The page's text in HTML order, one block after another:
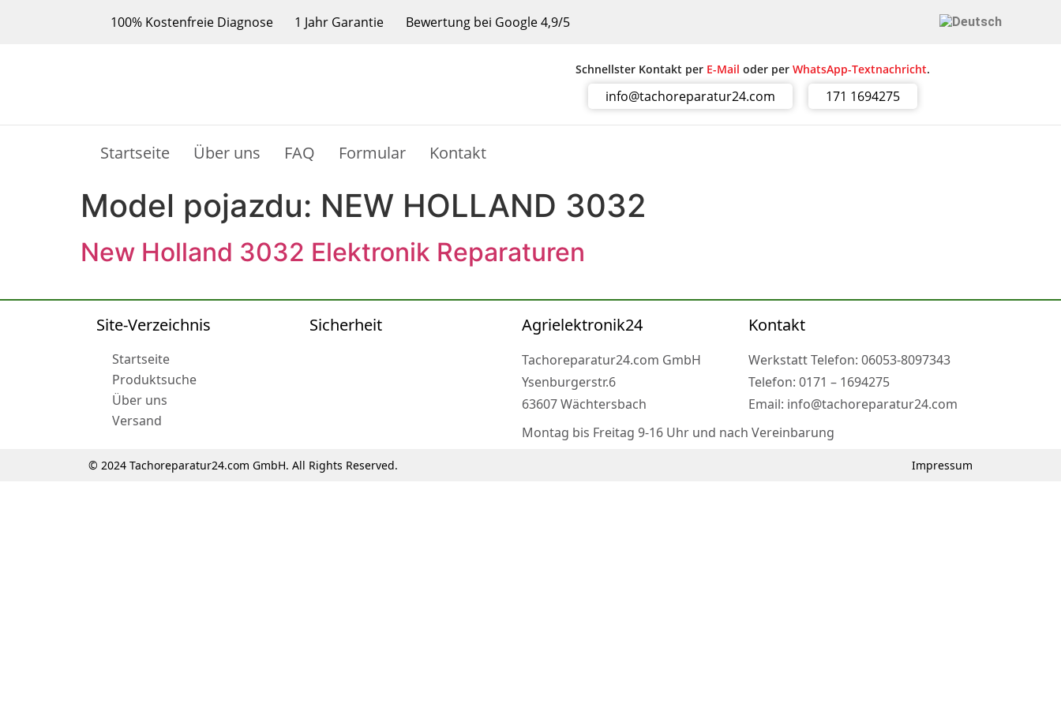
100% Kostenfreie Diagnose 1 Jahr Garantie Bewertung bei Google 4,9/5
Schnellster Kontakt per E-Mail oder perWhatsApp-Textnachricht.
info@tachoreparatur24.com 171 1694275
Startseite Über uns FAQ Formular Kontakt
Model pojazdu: NEW HOLLAND 3032
New Holland 3032 Elektronik Reparaturen
Site-Verzeichnis
Startseite
Produktsuche
Über uns
Versand
Sicherheit Agrielektronik24
Tachoreparatur24.com GmbH
Ysenburgerstr.6
63607 Wächtersbach
Kontakt
Werkstatt Telefon: 06053-8097343
Telefon: 0171 – 1694275
Email: info@tachoreparatur24.com
Montag bis Freitag 9-16 Uhr und nach Vereinbarung
© 2024 Tachoreparatur24.com GmbH. All Rights Reserved. Impressum